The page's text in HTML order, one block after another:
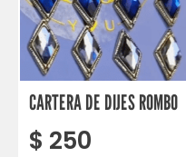
CARTERA DE DIJES ROMBO
$ 250